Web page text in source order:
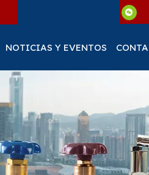
NOTICIAS Y EVENTOS